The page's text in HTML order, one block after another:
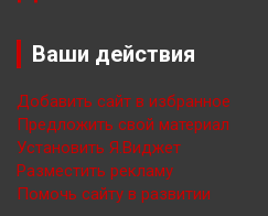
Ваши действия
Добавить сайт в избранное
Предложить свой материал
Установить Я.Виджет
Разместить рекламу
Помочь сайту в развитии